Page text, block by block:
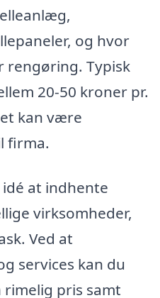
og hvor
Typisk
20-50 kroner pr.
kan være
firma.
at indhente
virksomheder,
Ved at
services kan du
pris samt